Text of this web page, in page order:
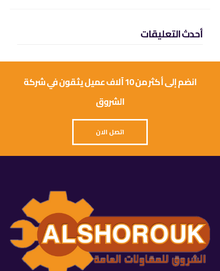
أحدث التعليقات
انضم إلى أكثر من 10 آلاف عميل يثقون في شركة
الشروق
اتصل الان